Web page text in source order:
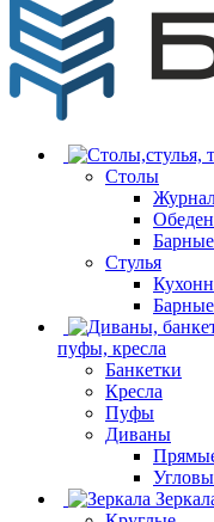
Столы
Стулья
Барные
пуфы, кресла
Банкетки
Кресла
Пуфы
Диваны